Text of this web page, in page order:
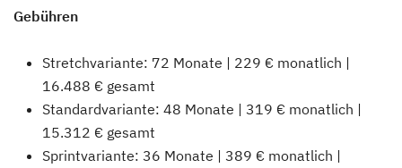
Gebühren
Stretchvariante: 72 Monate | 229 € monatlich |
16.488 € gesamt
Standardvariante: 48 Monate | 319 € monatlich |
15.312 € gesamt
Sprintvariante: 36 Monate | 389 € monatlich |